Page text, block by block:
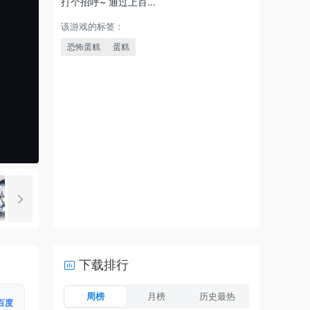
该游戏的标签：
恐怖蛋糕 蛋糕
度
下载排行
周榜 月榜 历史最热